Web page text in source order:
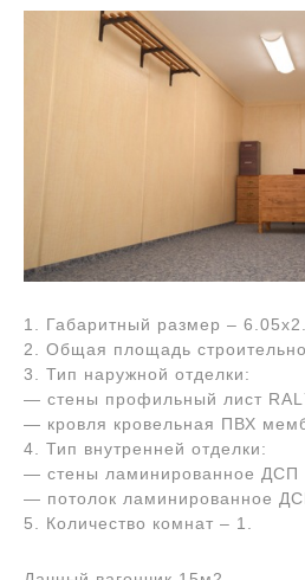
1. Габаритный размер –
2. Общая площадь
3. Тип наружной отделки:
— стены профильный лист
— кровля кровельная ПВХ
4. Тип внутренней отделки:
— стены ламинированное ДСП
— потолок ламинированное
5. Количество комнат – 1.